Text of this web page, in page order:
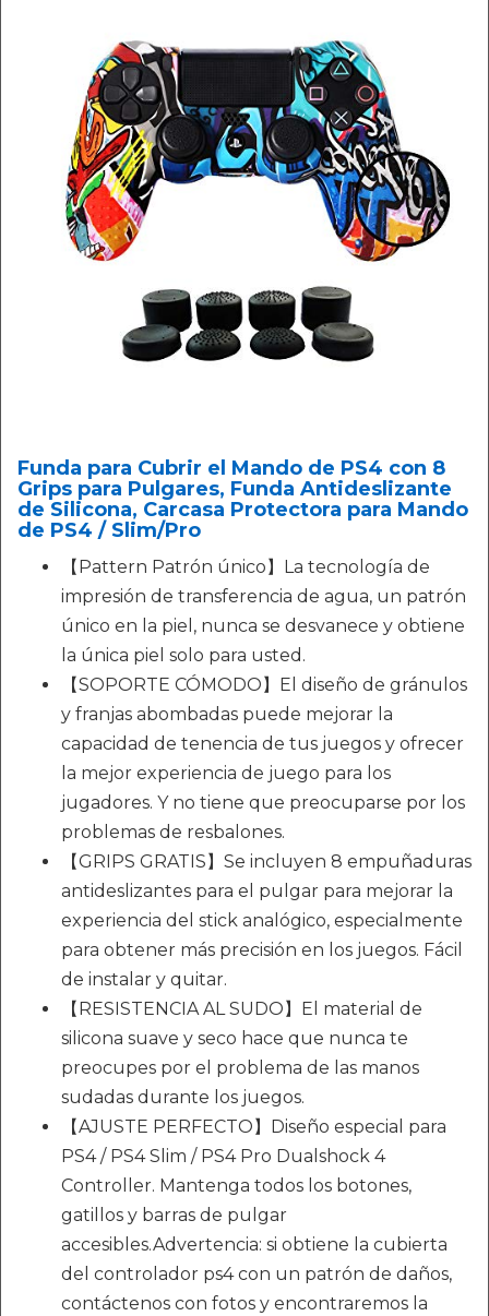
Funda para Cubrir el Mando de PS4 con 8
Grips para Pulgares, Funda Antideslizante
de Silicona, Carcasa Protectora para Mando
de PS4 / Slim/Pro
【Pattern Patrón único】La tecnología de
impresión de transferencia de agua, un patrón
único en la piel, nunca se desvanece y obtiene
la única piel solo para usted.
【SOPORTE CÓMODO】El diseño de gránulos
y franjas abombadas puede mejorar la
capacidad de tenencia de tus juegos y ofrecer
la mejor experiencia de juego para los
jugadores. Y no tiene que preocuparse por los
problemas de resbalones.
【GRIPS GRATIS】Se incluyen 8 empuñaduras
antideslizantes para el pulgar para mejorar la
experiencia del stick analógico, especialmente
para obtener más precisión en los juegos. Fácil
de instalar y quitar.
【RESISTENCIA AL SUDO】El material de
silicona suave y seco hace que nunca te
preocupes por el problema de las manos
sudadas durante los juegos.
【AJUSTE PERFECTO】Diseño especial para
PS4 / PS4 Slim / PS4 Pro Dualshock 4
Controller. Mantenga todos los botones,
gatillos y barras de pulgar
accesibles.Advertencia: si obtiene la cubierta
del controlador ps4 con un patrón de daños,
contáctenos con fotos y encontraremos la